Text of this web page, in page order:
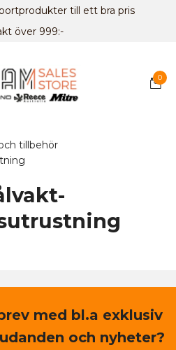
till ett bra pris
över 999:-
0
tillbehör
med bl.a exklusiv
och nyheter?